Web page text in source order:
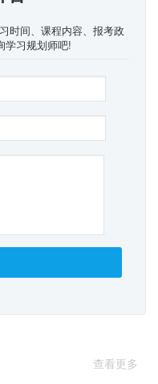
时间、课程内容、报考政
学习规划师吧!
查看更多